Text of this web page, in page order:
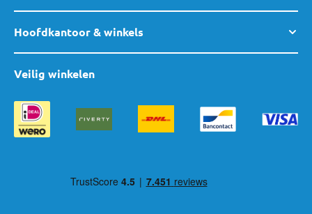
Hoofdkantoor & winkels
Veilig winkelen